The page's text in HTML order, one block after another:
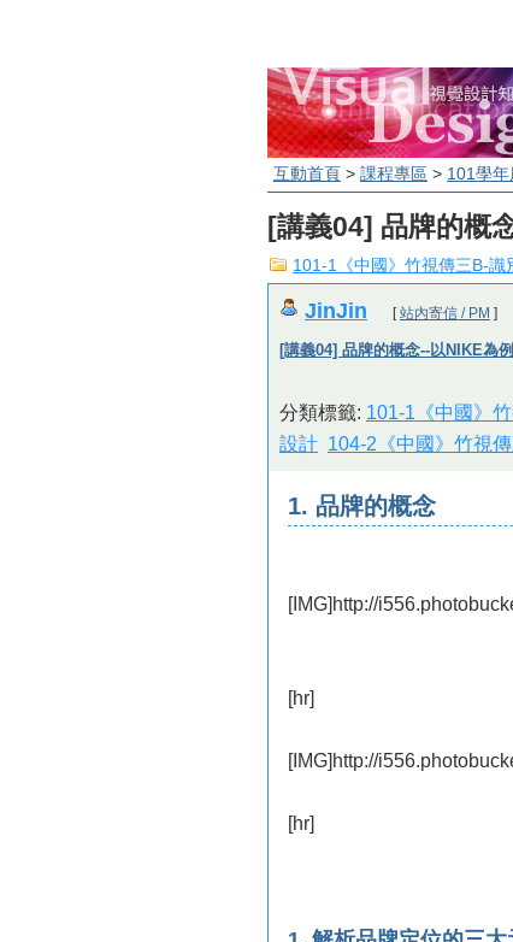
互動首頁 > 課程專區 > 101學年
[講義04] 品牌的概
101-1《中國》竹視傳三B-識
JinJin [站內寄信 / PM ]
[講義04] 品牌的概念--以NIKE為例
分類標籤: 101-1《中國》
設計 104-2《中國》竹視
1. 品牌的概念
[IMG]http://
[hr]
[IMG]http://
[hr]